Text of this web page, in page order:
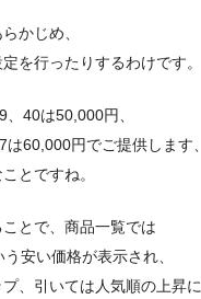
かじめ、
を行ったりするわけです。
40は50,000円、
60,000円でご提供します、
とですね。
とで、商品一覧では
安い価格が表示され、
、引いては人気順の上昇に